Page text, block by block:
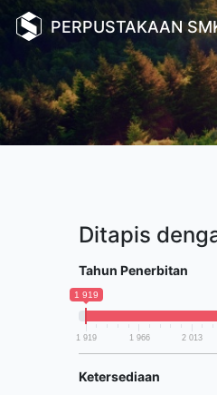
PERPUSTAKAAN
Ditapis
Tahun Penerbitan
1 919
1 919 1 966 2 013
Ketersediaan